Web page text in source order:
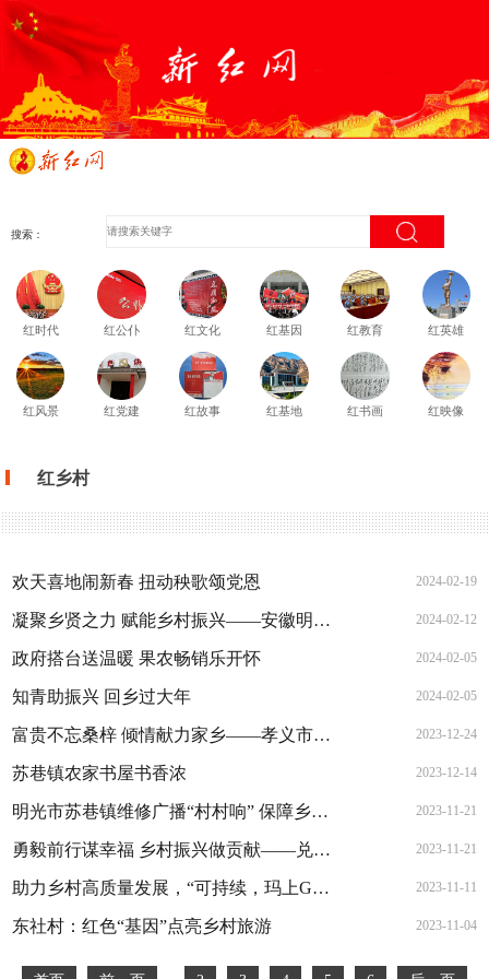
搜索：
红时代 红公仆 红文化 红基因 红教育 红英雄
红风景 红党建 红故事 红基地 红书画 红映像
红乡村
欢天喜地闹新春 扭动秧歌颂党恩 2024-02-19
凝聚乡贤之力 赋能乡村振兴——安徽明光市苏巷镇戴巷村召开首届乡贤大会 2024-02-12
政府搭台送温暖 果农畅销乐开怀 2024-02-05
知青助振兴 回乡过大年 2024-02-05
富贵不忘桑梓 倾情献力家乡——孝义市后庄村歌甜舞美乐乡亲 2023-12-24
苏巷镇农家书屋书香浓 2023-12-14
明光市苏巷镇维修广播“村村响” 保障乡村振兴时代“强音” 2023-11-21
勇毅前行谋幸福 乡村振兴做贡献——兑镇第九届人民代表大会第六次会议顺利召开 2023-11-21
助力乡村高质量发展，“可持续，玛上GO”项目十周年再扬新帆 2023-11-11
东社村：红色“基因”点亮乡村旅游 2023-11-04